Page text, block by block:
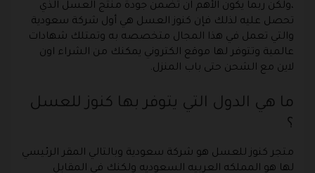
،ولكن ربما يكون الأهم ان تضمن جودة منتج العسل الذي
تحصل عليه لذلك فإن كنوز العسل هي أول شركة سعودية
والتي تعمل في هذا المجال متخصصه به وتمتلك شهادات
عالمية وتتوفر لها موقع الكتروني يمكنك من الشراء اون
لاين مع الشحن حتى باب المنزل.
ما هي الدول التي يتوفر بها كنوز للعسل
؟
متجر كنوز للعسل هو شركة سعودية وبالتالي المقر الرئيسي
لها هو المملكه العربيه السعوديه ولكنك في المقابل